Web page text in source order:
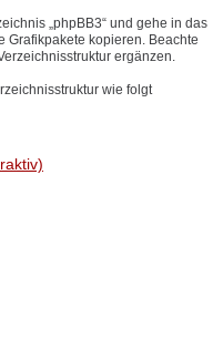
„phpBB3“ und gehe in das
Grafikpakete kopieren. Beachte
ergänzen.
wie folgt